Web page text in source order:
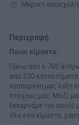
Μερική
Περιγραφή
Ποιοι είμαστε:
Πάνω από 6.700
από 230 καταστήματα
αγαπημένη μας λέξη
στόχους μας. Μαζί
ξεπερνάμε τον εαυτό
όλα όσα είμαστε,